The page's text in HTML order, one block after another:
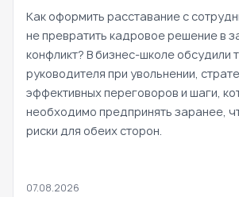
Как оформить расставание с
не превратить кадровое решение в
конфликт? В бизнес-школе обсудили
руководителя при увольнении,
эффективных переговоров и шаги,
необходимо предпринять заранее,
риски для обеих сторон.
07.08.2026